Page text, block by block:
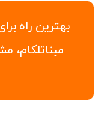
بهترین راه